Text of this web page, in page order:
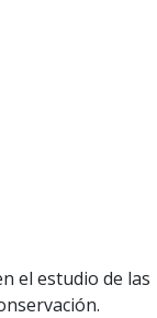
el estudio de las